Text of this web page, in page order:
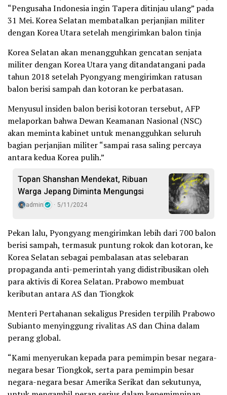
“Pengusaha Indonesia ingin Tapera ditinjau ulang” pada
31 Mei. Korea Selatan membatalkan perjanjian militer
dengan Korea Utara setelah mengirimkan balon tinja
Korea Selatan akan menangguhkan gencatan senjata
militer dengan Korea Utara yang ditandatangani pada
tahun 2018 setelah Pyongyang mengirimkan ratusan
balon berisi sampah dan kotoran ke perbatasan.
Menyusul insiden balon berisi kotoran tersebut, AFP
melaporkan bahwa Dewan Keamanan Nasional (NSC)
akan meminta kabinet untuk menangguhkan seluruh
bagian perjanjian militer “sampai rasa saling percaya
antara kedua Korea pulih.”
Topan Shanshan Mendekat, Ribuan
Warga Jepang Diminta Mengungsi
admin 5/11/2024
Pekan lalu, Pyongyang mengirimkan lebih dari 700 balon
berisi sampah, termasuk puntung rokok dan kotoran, ke
Korea Selatan sebagai pembalasan atas selebaran
propaganda anti-pemerintah yang didistribusikan oleh
para aktivis di Korea Selatan. Prabowo membuat
keributan antara AS dan Tiongkok
Menteri Pertahanan sekaligus Presiden terpilih Prabowo
Subianto menyinggung rivalitas AS dan China dalam
perang global.
“Kami menyerukan kepada para pemimpin besar negara-
negara besar Tiongkok, serta para pemimpin besar
negara-negara besar Amerika Serikat dan sekutunya,